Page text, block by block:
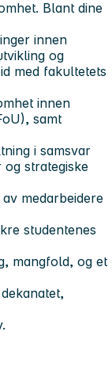
Blant dine
innen
og
med fakultetets
innen
samt
i samsvar
og strategiske
medarbeidere
studentenes
mangfold, og et